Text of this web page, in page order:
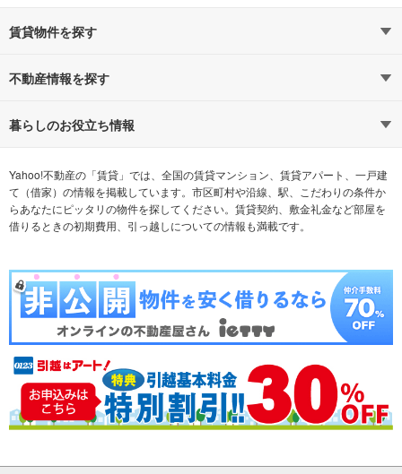
賃貸物件を探す
路線・駅から探す
通勤時間から探す
不動産会社から探す 希望の条件から探す
テーマから探す ランキングから探す
不動産情報を探す
不動産・住宅
新築マンション 中古マンション
新築一戸建て 中古一戸建て
注文住宅 土地
売却査定
暮らしのお役立ち情報
マンションカタログ 教えて！住まいの先生
Yahoo!不動産の「賃貸」では、全国の賃貸マンション、賃貸アパート、一戸建
て（借家）の情報を掲載しています。市区町村や沿線、駅、こだわりの条件か
らあなたにピッタリの物件を探してください。賃貸契約、敷金礼金など部屋を
借りるときの初期費用、引っ越しについての情報も満載です。